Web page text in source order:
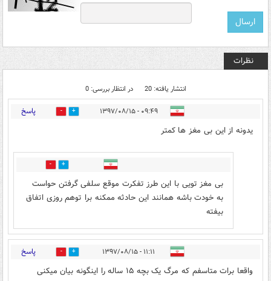
نظرات
انتشار یافته: 20 در انتظار بررسی: 0
۰۹:۴۹ - ۱۳۹۷/۰۸/۱۵ 39 پاسخ
یدونه از این بی مغز ها کمتر
11
بی مغز تویی با این طرز تفکرت موقع سلفی گرفتن حواست
به خودت باشه همانند این حادثه ممکنه برا توهم روزی اتفاق
بیفته
۱۱:۱۱ - ۱۳۹۷/۰۸/۱۵ 33 پاسخ
واقعا برات متاسفم که مرگ یک بچه ۱۵ ساله را اینگونه بیان میکنی